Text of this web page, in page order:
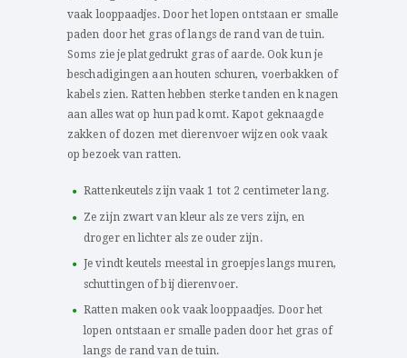
vaak looppaadjes. Door het lopen ontstaan er smalle
paden door het gras of langs de rand van de tuin.
Soms zie je platgedrukt gras of aarde. Ook kun je
beschadigingen aan houten schuren, voerbakken of
kabels zien. Ratten hebben sterke tanden en knagen
aan alles wat op hun pad komt. Kapot geknaagde
zakken of dozen met dierenvoer wijzen ook vaak
op bezoek van ratten.
Rattenkeutels zijn vaak 1 tot 2 centimeter lang.
Ze zijn zwart van kleur als ze vers zijn, en
droger en lichter als ze ouder zijn.
Je vindt keutels meestal in groepjes langs muren,
schuttingen of bij dierenvoer.
Ratten maken ook vaak looppaadjes. Door het
lopen ontstaan er smalle paden door het gras of
langs de rand van de tuin.